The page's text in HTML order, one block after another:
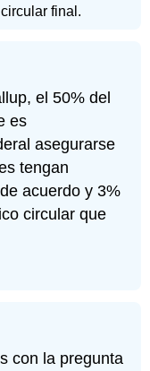
final.
el 50% del
es
asegurarse
tengan
acuerdo y 3%
circular que
con la pregunta